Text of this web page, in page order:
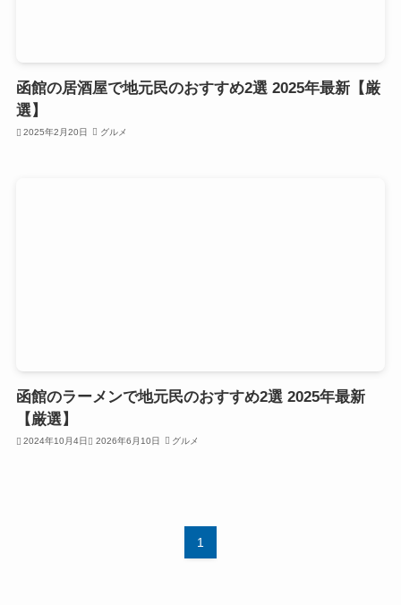
函館の居酒屋で地元民のおすすめ2選 2025年最新【厳
選】
2025年2月20日 グルメ
函館のラーメンで地元民のおすすめ2選 2025年最新
【厳選】
2024年10月4日 2026年6月10日 グルメ
1